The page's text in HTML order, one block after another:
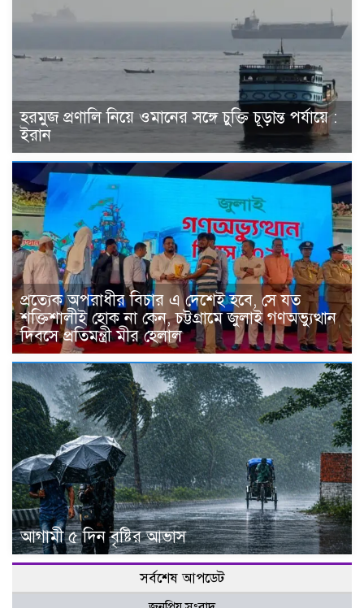
হরমুজ প্রণালি নিয়ে ওমানের সঙ্গে চুক্তি চূড়ান্ত পর্যায়ে :
ইরান
প্রত্যেক অপরাধীর বিচার এ দেশেই হবে, সে যত
শক্তিশালীই হোক না কেন, চট্টগ্রামে জুলাই গণঅভ্যুত্থান
দিবসে প্রতিমন্ত্রী মীর হেলাল
আগামী ৫ দিন বৃষ্টির আভাস
সর্বশেষ আপডেট